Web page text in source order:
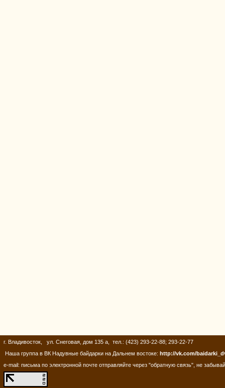
г. Владивосток, ул. Снеговая, дом 135 а, тел.: (423) 293-22-88; 293-22-77
Наша группа в ВК Надувные байдарки на Дальнем востоке: http://vk.com/
e-mail: письма по электронной почте отправляйте через "обратную связь", не